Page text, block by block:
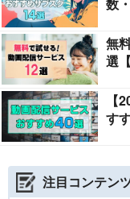
数
無
選
【
す
注目コンテン